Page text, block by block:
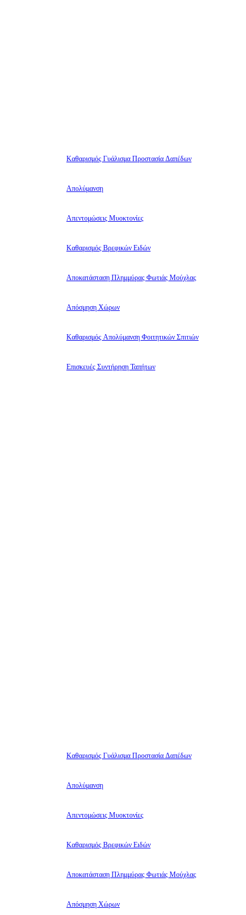
Καθαρισμός Γυάλισμα Προστασία Δαπέδων
Απολύμανση
Απεντομώσεις Μυοκτονίες
Καθαρισμός Βρεφικών Ειδών
Αποκατάσταση Πλημμύρας Φωτιάς Μούχλας
Απόσμηση Χώρων
Καθαρισμός Απολύμανση Φοιτητικών Σπιτιών
Επισκευές Συντήρηση Ταπήτων
Καθαρισμός Γυάλισμα Προστασία Δαπέδων
Απολύμανση
Απεντομώσεις Μυοκτονίες
Καθαρισμός Βρεφικών Ειδών
Αποκατάσταση Πλημμύρας Φωτιάς Μούχλας
Απόσμηση Χώρων